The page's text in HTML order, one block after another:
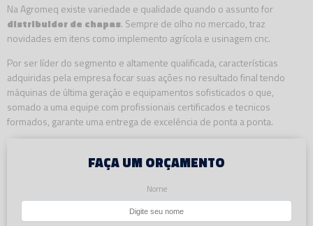
Na Agromeq existe variedade e qualidade quando o assunto for
distribuidor de chapas. Sempre de olho no mercado, traz
novidades em itens como implemento agrícola e usinagem cnc.
Por ser líder do segmento e altamente qualificada, características
adquiridas pela empresa focar suas ações no resultado final tendo
máquinas de última geração e equipamentos sofisticados o que,
somado a uma equipe com profissionais certificados e tecnicos
formados, garante uma entrega de excelência de ponta a ponta.
FAÇA UM ORÇAMENTO
Nome